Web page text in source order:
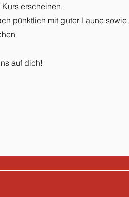
erscheinen.
pünktlich mit guter Laune
auf dich!